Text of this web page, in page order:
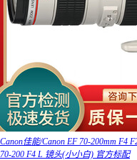
Canon佳能/Canon EF 70-200mm
70-200 F4 L 镜头(小小白) 官方标配